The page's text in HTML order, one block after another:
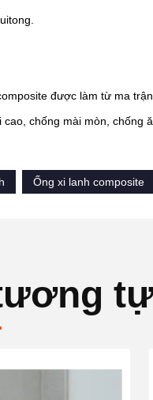
được làm từ ma
chống mài mòn, chống
Ống xi lanh composite
tự